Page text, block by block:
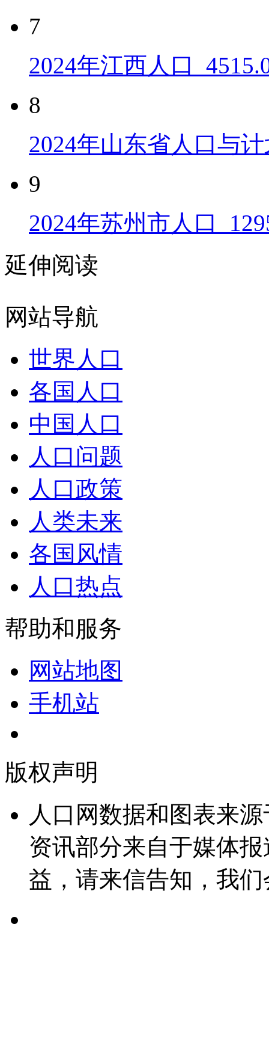
7
2024年江西人口
8
2024年山东省人口与
9
2024年苏州市人口
延伸阅读
网站导航
世界人口
各国人口
中国人口
人口问题
人口政策
人类未来
各国风情
人口热点
帮助和服务
网站地图
手机站
版权声明
人口网数据和图表来
资讯部分来自于媒体
益，请来信告知，我